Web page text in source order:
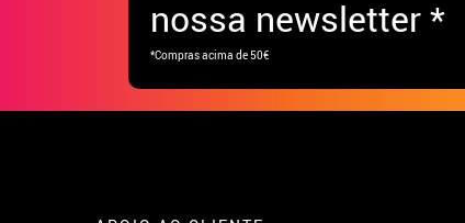
nossa newsletter *
*Compras acima de 50€